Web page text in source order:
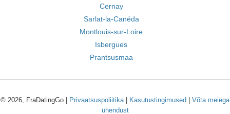
Cernay
Sarlat-la-Canéda
Montlouis-sur-Loire
Isbergues
Prantsusmaa
© 2026, FraDatingGo | Privaatsuspoliitika| Kasutustingimused
Võta meiega
ühendust